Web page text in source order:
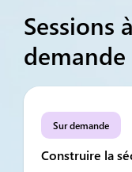
Sessions
demande
Sur demande
Construire la